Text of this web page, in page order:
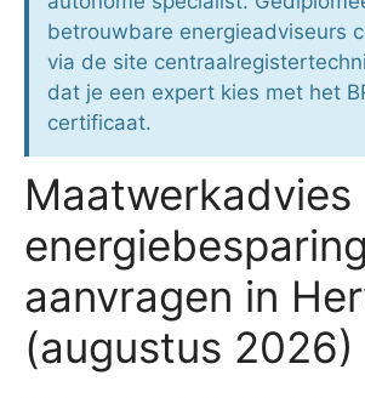
betrouwbare energieadviseurs
via de site
dat je een expert kies met het
certificaat.
Maatwerkadvies
energiebesparing
aanvragen in
(augustus 2026)